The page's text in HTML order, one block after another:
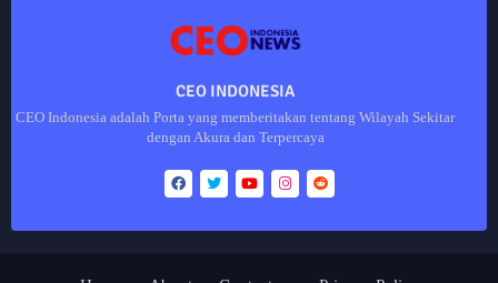
CEO INDONESIA
CEO Indonesia adalah Porta yang memberitakan tentang Wilayah Sekitar
dengan Akura dan Terpercaya